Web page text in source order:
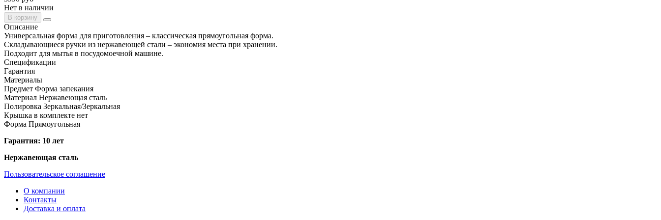
Нет в наличии
В корзину
Описание
Универсальная форма для приготовления – классическая прямоугольная форма.
Складывающиеся ручки из нержавеющей стали – экономия места при хранении.
Подходит для мытья в посудомоечной машине.
Спецификации
Гарантия
Материалы
Предмет Форма запекания
Материал Нержавеющая сталь
Полировка Зеркальная/Зеркальная
Крышка в комплекте нет
Форма Прямоугольная
Гарантия: 10 лет
Нержавеющая сталь
Пользовательское соглашение
О компании
Контакты
Доставка и оплата